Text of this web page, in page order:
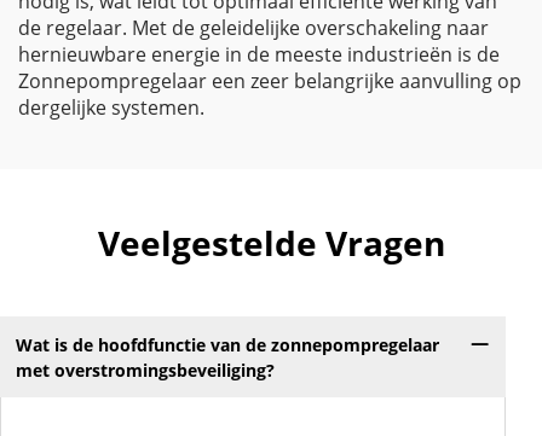
de regelaar. Met de geleidelijke overschakeling naar
hernieuwbare energie in de meeste industrieën is de
Zonnepompregelaar een zeer belangrijke aanvulling op
dergelijke systemen.
Veelgestelde Vragen
Wat is de hoofdfunctie van de zonnepompregelaar
met overstromingsbeveiliging?